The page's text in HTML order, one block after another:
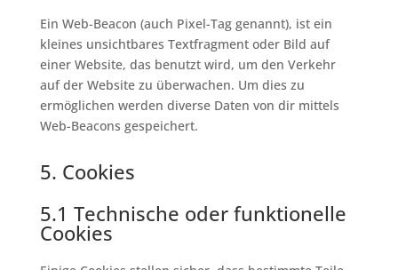
Ein Web-Beacon (auch Pixel-Tag genannt), ist ein
kleines unsichtbares Textfragment oder Bild auf
einer Website, das benutzt wird, um den Verkehr
auf der Website zu überwachen. Um dies zu
ermöglichen werden diverse Daten von dir mittels
Web-Beacons gespeichert.
5. Cookies
5.1 Technische oder funktionelle
Cookies